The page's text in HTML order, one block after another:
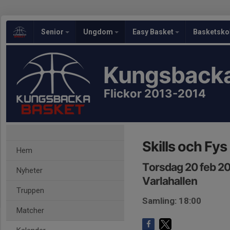
Senior Ungdom Easy Basket
Flickor 2013-2014
Hem
Nyheter
Truppen
Matcher
Skills och Fys
Torsdag 20 feb
Varlahallen
Samling: 18:00